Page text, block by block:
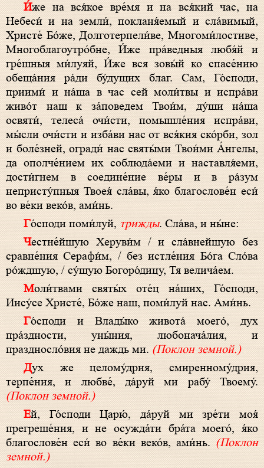
И́же на вся́кое вре́мя и на вся́кий час, на
Небеси́ и на земли́, покланя́емый и сла́вимый,
Христе́ Бо́же, Долготерпели́ве, Многоми́лостиве,
Многоблагоутро́бне, И́же пра́ведныя любя́й и
гре́шныя ми́луяй, И́же вся зовы́й ко спасе́нию
обеща́ния ра́ди бу́дущих благ. Сам, Го́споди,
приими́ и на́ша в час сей моли́твы и испра́ви
живо́т наш к за́поведем Твои́м, ду́ши на́ша
освяти́, телеса́ очи́сти, помышле́ния испра́ви,
мы́сли очи́сти и изба́ви нас от вся́кия ско́рби, зол
и боле́зней, огради́ нас святы́ми Твои́ми А́нгелы,
да ополче́нием их соблюда́еми и наставля́еми,
дости́гнем в соедине́ние ве́ры и в ра́зум
непристу́пныя Твоея́ сла́вы, я́ко благослове́н еси́
во ве́ки веко́в, ами́нь.
Го́споди поми́луй,трижды. Сла́ва, и ны́не:
Честне́йшую Херуви́м / и сла́внейшую без
сравне́ния Серафи́м, / без истле́ния Бо́га Сло́ва
ро́ждшую, / су́щую Богоро́дицу, Тя велича́ем.
Моли́твами святы́х оте́ц на́ших, Го́споди,
Иису́се Христе́, Бо́же наш, поми́луй нас. Ами́нь.
Го́споди и Влады́ко живота́ моего́, дух
пра́здности, уны́ния, любонача́лия, и
праздносло́вия не даждь ми.(Поклон земной.)
Дух же целому́дрия, смиренному́дрия,
терпе́ния, и любве́, да́руй ми рабу́ Твоему́.
(Поклон земной.)
Ей, Го́споди Царю́, да́руй ми зре́ти моя́
прегреше́ния, и не осужда́ти бра́та моего́, я́ко
благослове́н еси́ во ве́ки веко́в, ами́нь.(Поклон
земной.)